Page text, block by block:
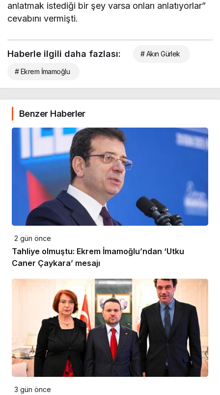
anlatmak istediği bir şey varsa onları anlatıyorlar”
cevabını vermişti.
Haberle ilgili daha fazlası: # Akın Gürlek
# Ekrem İmamoğlu
Benzer Haberler
2 gün önce
Tahliye olmuştu: Ekrem İmamoğlu’ndan ‘Utku
Caner Çaykara’ mesajı
3 gün önce